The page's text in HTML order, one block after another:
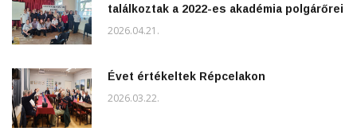
találkoztak a 2022-es akadémia polgárőrei
2026.04.21.
Évet értékeltek Répcelakon
2026.03.22.